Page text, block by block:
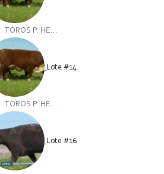
TOROS P. HE...
Lote #14
TOROS P. HE...
Lote #16